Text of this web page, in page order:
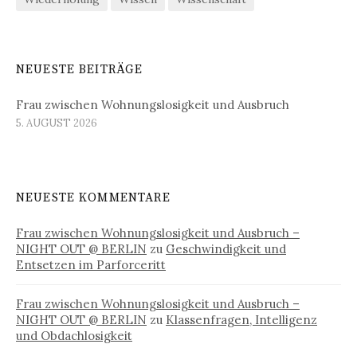
NEUESTE BEITRÄGE
Frau zwischen Wohnungslosigkeit und Ausbruch
5. AUGUST 2026
NEUESTE KOMMENTARE
Frau zwischen Wohnungslosigkeit und Ausbruch –
NIGHT OUT @ BERLIN zu Geschwindigkeit und
Entsetzen im Parforceritt
Frau zwischen Wohnungslosigkeit und Ausbruch –
NIGHT OUT @ BERLIN zu Klassenfragen, Intelligenz
und Obdachlosigkeit